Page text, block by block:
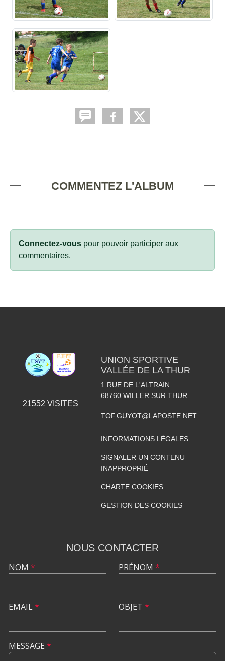
COMMENTEZ L'ALBUM
Connectez-vous pour pouvoir participer aux
commentaires.
21552 VISITES
UNION SPORTIVE
VALLÉE DE LA THUR
1 RUE DE L'ALTRAIN
68760 WILLER SUR THUR
TOF.GUYOT@LAPOSTE.NET
INFORMATIONS LÉGALES
SIGNALER UN CONTENU
INAPPROPRIÉ
CHARTE COOKIES
GESTION DES COOKIES
NOUS CONTACTER
NOM *
EMAIL*
PRÉNOM *
OBJET *
MESSAGE *